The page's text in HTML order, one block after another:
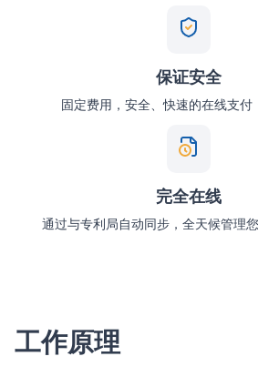
保证安全
固定费用，安全、快速的在线支付
完全在线
通过与专利局自动同步，全天候管理您
工作原理